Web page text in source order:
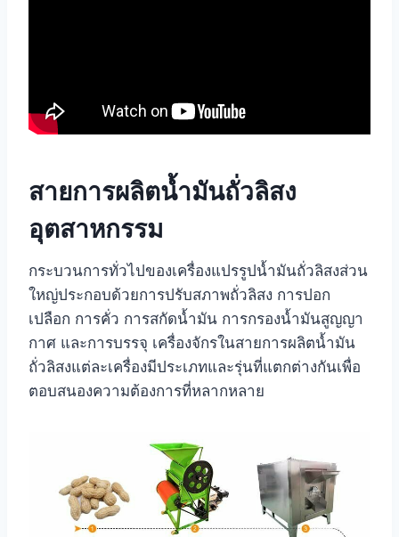
สายการผลิตน้ำมันถั่วลิสง
อุตสาหกรรม
กระบวนการทั่วไปของเครื่องแปรรูปน้ำมันถั่วลิสงส่วน
ใหญ่ประกอบด้วยการปรับสภาพถั่วลิสง การปอก
เปลือก การคั่ว การสกัดน้ำมัน การกรองน้ำมันสูญญา
กาศ และการบรรจุ เครื่องจักรในสายการผลิตน้ำมัน
ถั่วลิสงแต่ละเครื่องมีประเภทและรุ่นที่แตกต่างกันเพื่อ
ตอบสนองความต้องการที่หลากหลาย